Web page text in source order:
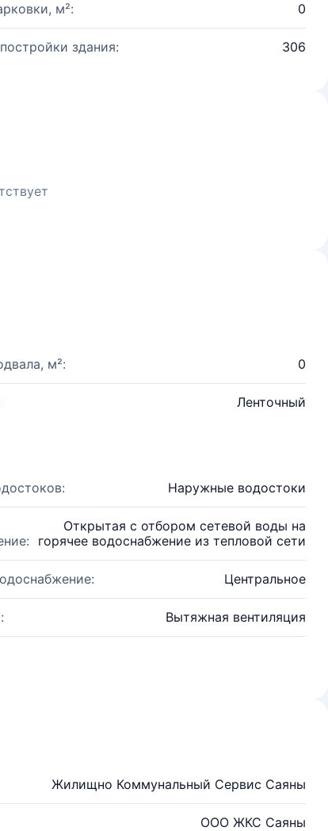
м²: 0
здания: 306
м²: 0
Ленточный
Наружные водостоки
Открытая с отбором сетевой воды на
горячее водоснабжение из тепловой сети
Центральное
Вытяжная вентиляция
Жилищно Коммунальный Сервис Саяны
ООО ЖКС Саяны